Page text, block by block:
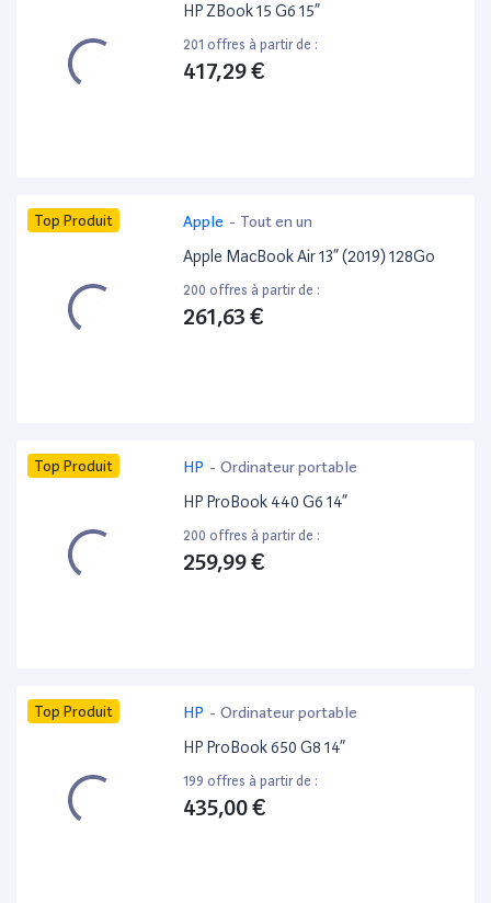
HP ZBook 15 G6 15”
201 offres à partir de :
417,29 €
Top Produit Apple - Tout en un
Apple MacBook Air 13” (2019) 128Go
200 offres à partir de :
261,63 €
Top Produit HP - Ordinateur portable
HP ProBook 440 G6 14”
200 offres à partir de :
259,99 €
Top Produit HP - Ordinateur portable
HP ProBook 650 G8 14”
199 offres à partir de :
435,00 €